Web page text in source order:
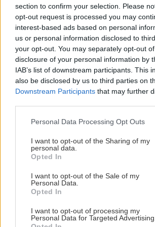
section to confirm your selection. Please
opt-out request is processed you may
interest-based ads based on personal
us or personal information disclosed to
your opt-out. You may separately opt-out
disclosure of your personal information by
IAB’s list of downstream participants. This
also be disclosed by us to third parties on
Downstream Participants that may further
Personal Data Processing Opt Outs
I want to opt-out of the Sharing of my
personal data.
Opted In
I want to opt-out of the Sale of my
Personal Data.
Opted In
I want to opt-out of processing my
Personal Data for Targeted Advertising.
ΡΟΗ
ΕΛΛΑΔΑ
Χαλκιδική: 8χρονος
το κεφάλι του σε πέτρα μετά από
Θρήνος για τον Μέσι: Πέθανε ο
Χόρχε
Κρήτη -Τριπλή παγκόσμια
παραλίες μέσα στις 25 καλύτερες